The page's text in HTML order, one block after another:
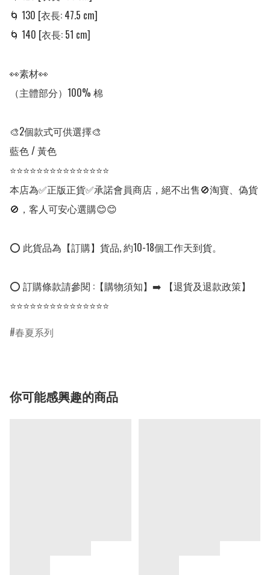
🌀 130 [衣長: 47.5 cm]
🌀 140 [衣長: 51 cm]
👀素材👀
（主體部分）100% 棉
🎨2個款式可供選擇🎨
藍色 / 黃色
⭐⭐⭐⭐⭐⭐⭐⭐⭐⭐⭐⭐⭐⭐⭐
本店為✅正版正貨✅承諾會員商店，絕不出售🚫淘寶、偽貨
🚫，客人可安心選購😊😊
⭕ 此貨品為【訂購】貨品, 約10-18個工作天到貨。
⭕ 訂購條款請參閱 :【購物須知】➡️ 【退貨及退款政策】
⭐⭐⭐⭐⭐⭐⭐⭐⭐⭐⭐⭐⭐⭐⭐
春夏系列
你可能感興趣的商品